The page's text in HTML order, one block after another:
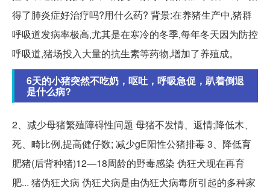
得了肺炎症好治疗吗?用什么药? 背景:在养猪生产中,猪群
呼吸道发病率极高,尤其是在寒冷的冬季,每年冬天因为防控
呼吸道,猪场投入大量的抗生素等药物,增加了养殖成。
6天的小猪突然不吃奶，呕吐，呼吸急促，趴着倒退
是什么病?
2、减少母猪繁殖障碍性问题 母猪不发情、返情;降低木、
死、畸比例,提高健仔数; 减少gE阳性公猪排毒 3、降低育
肥猪(后背种猪)12—18周龄的野毒感染 伪狂犬现在再育
肥... 猪伪狂犬病 伪狂犬病是由伪狂犬病毒所引起的多种家